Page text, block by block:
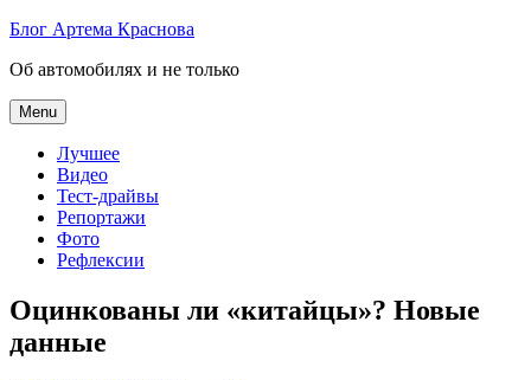
Skip
content
Блог Артема Краснова
Об автомобилях и не только
Menu
Лучшее
Видео
Тест-драйвы
Репортажи
Фото
Рефлексии
Оцинкованы ли «китайцы»? Новые
данные